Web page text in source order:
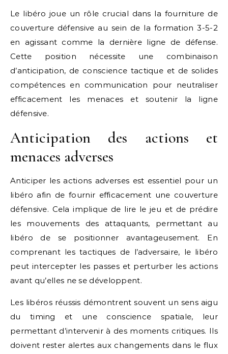
Le libéro joue un rôle crucial dans la fourniture de
couverture défensive au sein de la formation 3-5-2
en agissant comme la dernière ligne de défense.
Cette position nécessite une combinaison
d’anticipation, de conscience tactique et de solides
compétences en communication pour neutraliser
efficacement les menaces et soutenir la ligne
défensive.
Anticipation des actions et
menaces adverses
Anticiper les actions adverses est essentiel pour un
libéro afin de fournir efficacement une couverture
défensive. Cela implique de lire le jeu et de prédire
les mouvements des attaquants, permettant au
libéro de se positionner avantageusement. En
comprenant les tactiques de l’adversaire, le libéro
peut intercepter les passes et perturber les actions
avant qu’elles ne se développent.
Les libéros réussis démontrent souvent un sens aigu
du timing et une conscience spatiale, leur
permettant d’intervenir à des moments critiques. Ils
doivent rester alertes aux changements dans le flux